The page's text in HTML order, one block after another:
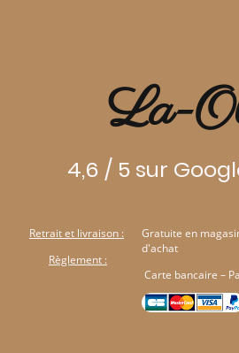
La-
4,6 / 5 sur
Retrait et livraison :
Règlement :
Gratuite en
d'achat
Carte bancaire –